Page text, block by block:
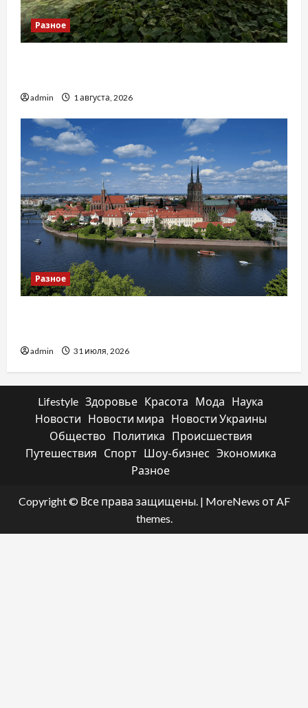
Разное
admin 1 августа, 2026
Разное
admin 31 июля, 2026
Lifestyle Здоровье Красота Мода
Наука
Новости
Новости мира
Новости Украины
Общество
Политика
Происшествия
Путешествия
Спорт Шоу-бизнес Экономика
Разное
Copyright © Все права защищены. | MoreNews от AF
themes.